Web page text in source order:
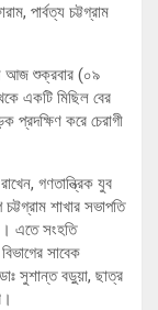
পার্বত্য চট্টগ্রাম
আজ শুক্রবার (০৯
একটি মিছিল বের
প্রদক্ষিণ করে চেরাগী
গণতান্ত্রিক যুব
শাখার সভাপতি
। এতে সংহতি
সাবেক
সুশান্ত বড়ুয়া, ছাত্র